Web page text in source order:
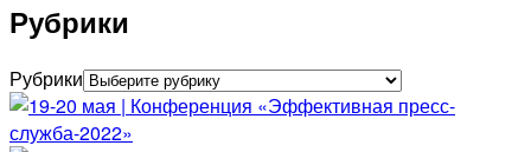
Рубрики
Рубрики